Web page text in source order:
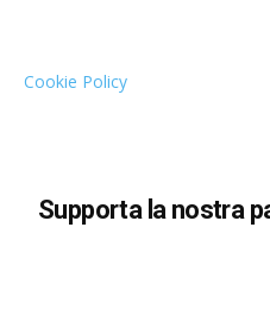
Cookie Policy
Supporta la nostra